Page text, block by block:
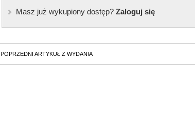
Masz już wykupiony dostęp?Zaloguj się
POPRZEDNI ARTYKUŁ Z WYDANIA